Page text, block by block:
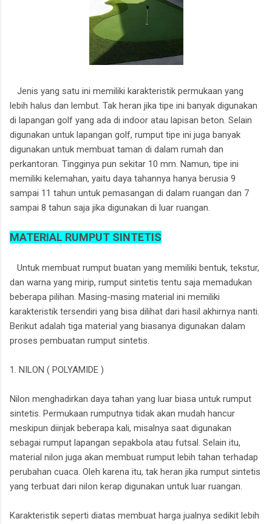
Jenis yang satu ini memiliki karakteristik permukaan yang
lebih halus dan lembut. Tak heran jika tipe ini banyak digunakan
di lapangan golf yang ada di indoor atau lapisan beton. Selain
digunakan untuk lapangan golf, rumput tipe ini juga banyak
digunakan untuk membuat taman di dalam rumah dan
perkantoran. Tingginya pun sekitar 10 mm. Namun, tipe ini
memiliki kelemahan, yaitu daya tahannya hanya berusia 9
sampai 11 tahun untuk pemasangan di dalam ruangan dan 7
sampai 8 tahun saja jika digunakan di luar ruangan.
MATERIAL RUMPUT SINTETIS
Untuk membuat rumput buatan yang memiliki bentuk, tekstur,
dan warna yang mirip, rumput sintetis tentu saja memadukan
beberapa pilihan. Masing-masing material ini memiliki
karakteristik tersendiri yang bisa dilihat dari hasil akhirnya nanti.
Berikut adalah tiga material yang biasanya digunakan dalam
proses pembuatan rumput sintetis.
1. NILON ( POLYAMIDE )
Nilon menghadirkan daya tahan yang luar biasa untuk rumput
sintetis. Permukaan rumputnya tidak akan mudah hancur
meskipun diinjak beberapa kali, misalnya saat digunakan
sebagai rumput lapangan sepakbola atau futsal. Selain itu,
material nilon juga akan membuat rumput lebih tahan terhadap
perubahan cuaca. Oleh karena itu, tak heran jika rumput sintetis
yang terbuat dari nilon kerap digunakan untuk luar ruangan.
Karakteristik seperti diatas membuat harga jualnya sedikit lebih